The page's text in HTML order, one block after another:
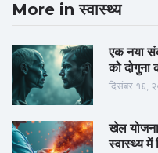
More in स्वास्थ्य
एक नया
को
दिसंबर १६,
खेल
स्वास्थ्य में